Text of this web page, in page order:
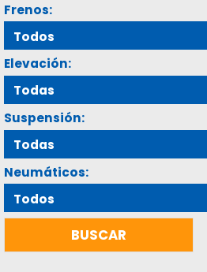
Frenos:
Elevación:
Suspensión:
Neumáticos: